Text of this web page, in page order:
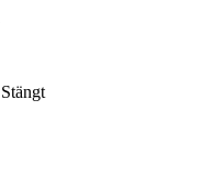
Stängt